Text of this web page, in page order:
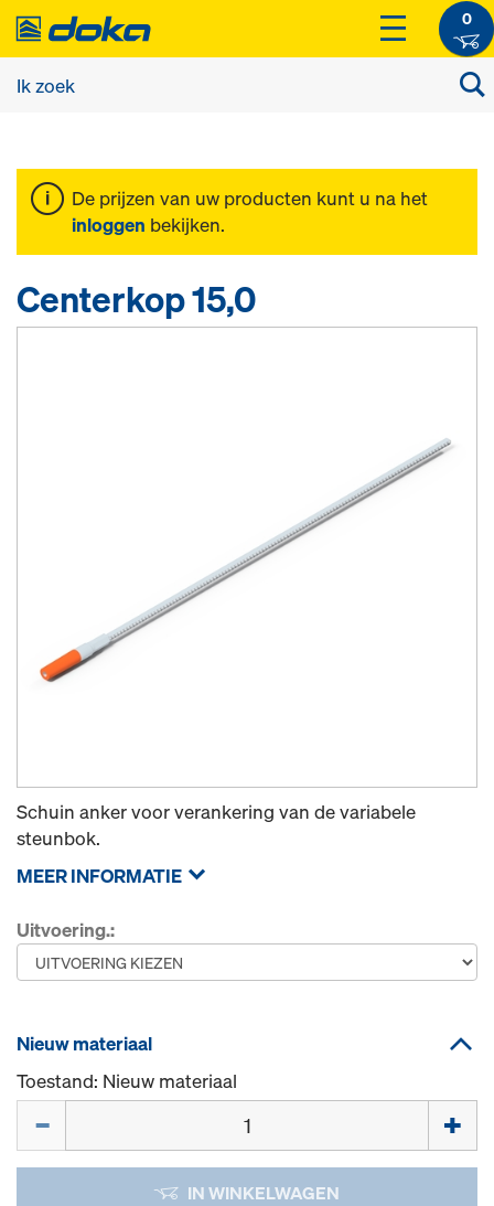
0
De prijzen van uw producten kunt u na het
inloggen bekijken.
Centerkop 15,0
Schuin anker voor verankering van de variabele
steunbok.
MEER INFORMATIE
Uitvoering.:
Nieuw materiaal
Toestand: Nieuw materiaal
IN WINKELWAGEN